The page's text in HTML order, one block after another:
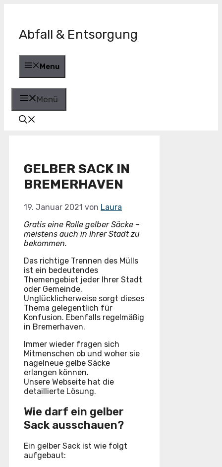
Abfall & Entsorgung
Menu
Menü
GELBER SACK IN
BREMERHAVEN
19. Januar 2021 von Laura
Gratis eine Rolle gelber Säcke –
meistens auch in Ihrer Stadt zu
bekommen.
Das richtige Trennen des Mülls
ist ein bedeutendes
Themengebiet jeder Ihrer Stadt
oder Gemeinde.
Unglücklicherweise sorgt dieses
Thema gelegentlich für
Konfusion. Ebenfalls regelmäßig
in Bremerhaven.
Immer wieder fragen sich
Mitmenschen ob und woher sie
nagelneue gelbe Säcke
erlangen können.
Unsere Webseite hat die
detaillierte Lösung.
Wie darf ein gelber
Sack ausschauen?
Ein gelber Sack ist wie folgt
aufgebaut: